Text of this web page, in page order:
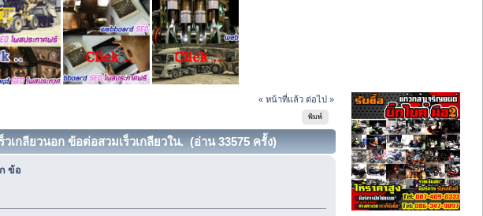
« หน้าที่แล้ว ต่อไป »
พิมพ์
กลียวนอก ข้อต่อสวมเร็วเกลียวใน. (อ่าน 33575 ครั้ง)
ข้อ